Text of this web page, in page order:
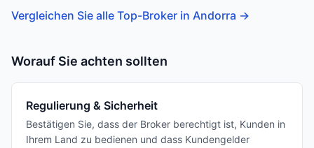
Vergleichen Sie alle Top-Broker in Andorra →
Worauf Sie achten sollten
Regulierung & Sicherheit
Bestätigen Sie, dass der Broker berechtigt ist, Kunden in
Ihrem Land zu bedienen und dass Kundengelder